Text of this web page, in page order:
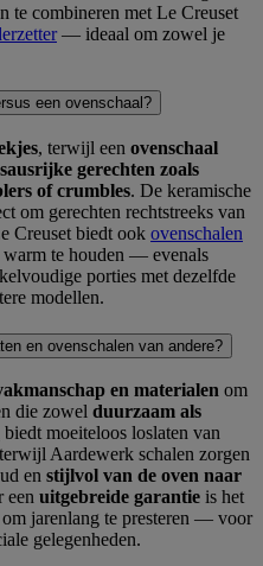
te combineren met Le Creuset
— ideaal om zowel je
een ovenschaal?
, terwijl een ovenschaal
gerechten zoals
of crumbles. De keramische
om gerechten rechtstreeks van
Creuset biedt ook ovenschalen
te houden — evenals
porties met dezelfde
modellen.
en ovenschalen van andere?
en materialen om
die zowel duurzaam als
biedt moeiteloos loslaten van
Aardewerk schalen zorgen
en stijlvol van de oven naar
een uitgebreide garantie is het
jarenlang te presteren — voor
gelegenheden.